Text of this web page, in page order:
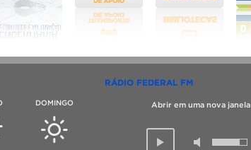
DOMINGO
RÁDIO FEDERAL FM
Abrir em uma nova janela